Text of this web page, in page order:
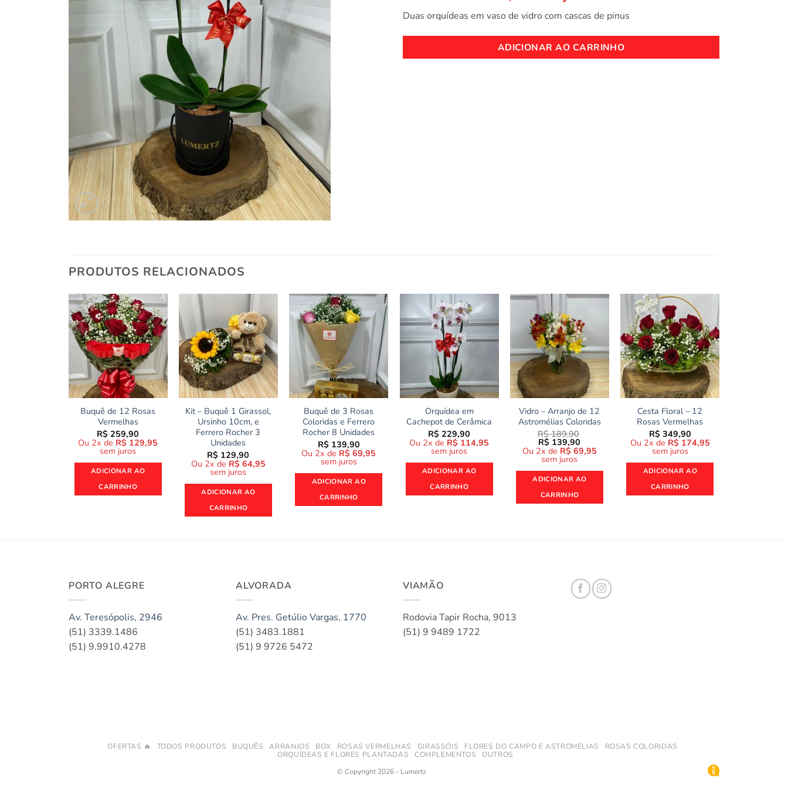
Duas orquídeas em vaso de vidro com cascas de pinus
ADICIONAR AO CARRINHO
PRODUTOS RELACIONADOS
Buquê de 12 Rosas
Vermelhas
R$ 259,90
Ou 2x de R$ 129,95
sem juros
ADICIONAR AO
CARRINHO
Kit – Buquê 1 Girassol,
Ursinho 10cm, e
Ferrero Rocher 3
Unidades
R$ 129,90
Ou 2x de R$ 64,95
sem juros
ADICIONAR AO
CARRINHO
Buquê de 3 Rosas
Coloridas e Ferrero
Rocher 8 Unidades
R$ 139,90
Ou 2x de R$ 69,95
sem juros
ADICIONAR AO
CARRINHO
Orquídea em
Cachepot de Cerâmica
R$ 229,90
Ou 2x de R$ 114,95
sem juros
ADICIONAR AO
CARRINHO
Vidro – Arranjo de 12
Astromélias Coloridas
R$189,90
O
preço
original
era:
R$ 189,90.
R$ 139,90
preço
atual
R$ 139,90.
Ou 2x de R$ 69,95
sem juros
ADICIONAR AO
CARRINHO
Cesta Floral – 12
Rosas Vermelhas
R$ 349,90
Ou 2x de R$ 174,95
sem juros
ADICIONAR AO
CARRINHO
PORTO ALEGRE
Av. Teresópolis, 2946
(51) 3339.1486
(51) 9.9910.4278
ALVORADA
Av. Pres. Getúlio Vargas, 1770
(51) 3483.1881
(51) 9 9726 5472
VIAMÃO
Rodovia Tapir Rocha, 9013
(51) 9 9489 1722
OFERTAS 🔥 TODOS PRODUTOS BUQUÊS ARRANJOS BOX ROSAS VERMELHAS GIRASSÓIS FLORES DO CAMPO E ASTROMÉLIAS
ROSAS COLORIDAS
ORQUÍDEAS E FLORES PLANTADAS
COMPLEMENTOS
OUTROS
© Copyright 2026 - Lumertz